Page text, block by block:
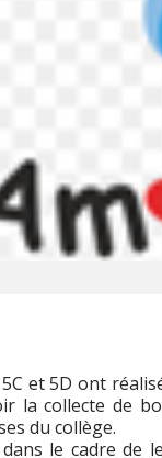
et 5D ont
la collecte de
du collège.
le cadre de